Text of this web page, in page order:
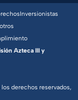
los derechos reservados,
Inversionistas
Azteca III y